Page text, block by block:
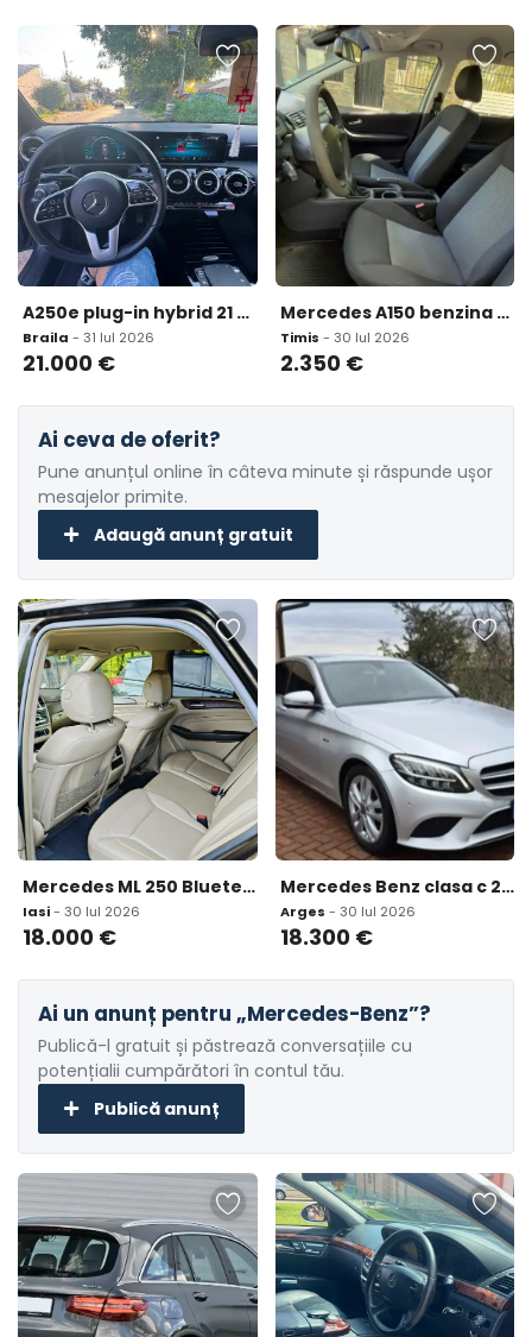
A250e plug-in hybrid 21 000 eur
Braila - 31 Iul 2026
21.000 €
Mercedes A150 benzina 2 350 eur
Timis - 30 Iul 2026
2.350 €
Ai ceva de oferit?
Pune anunțul online în câteva minute și răspunde ușor
mesajelor primite.
Adaugă anunț gratuit
Mercedes ML 250 Bluetec 4matic 18 000 eur
Iasi- 30 Iul 2026
18.000 €
Mercedes Benz clasa c 2018 propietar 18 300 eur
Arges - 30 Iul 2026
18.300 €
Ai un anunț pentru „Mercedes-Benz”?
Publică-l gratuit și păstrează conversațiile cu
potențialii cumpărători în contul tău.
Publică anunț